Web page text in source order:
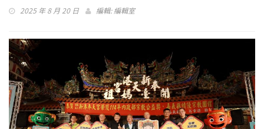
2025 年 8 月 20 日 編輯:編輯室